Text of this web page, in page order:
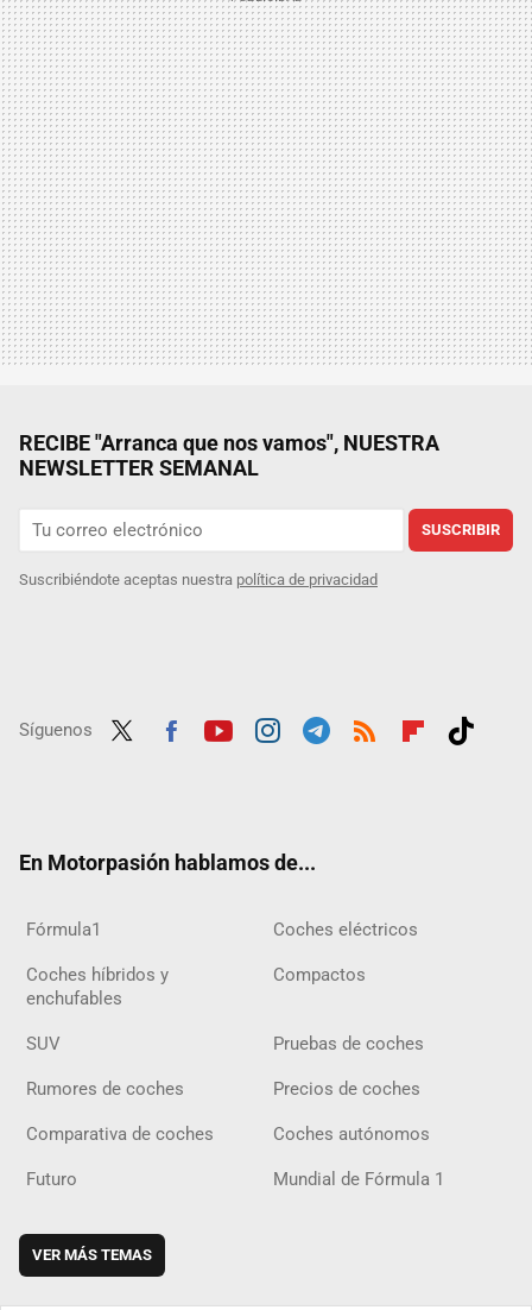
RECIBE "Arranca que nos vamos", NUESTRA
NEWSLETTER SEMANAL
SUSCRIBIR
Suscribiéndote aceptas nuestra política de privacidad
Síguenos
En Motorpasión hablamos de...
Fórmula1 Coches eléctricos
Coches híbridos y
enchufables
Compactos
SUV Pruebas de coches
Rumores de coches Precios de coches
Comparativa de coches Coches autónomos
Futuro Mundial de Fórmula 1
VER MÁS TEMAS